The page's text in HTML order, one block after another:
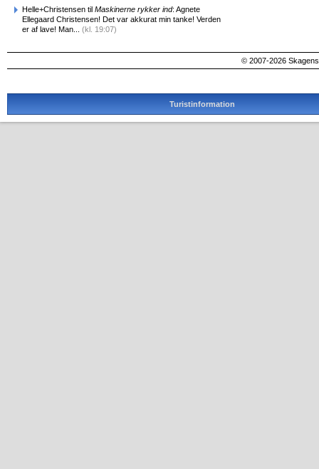
Helle+Christensen til Maskinerne rykker ind: Agnete
Ellegaard Christensen! Det var akkurat min tanke! Verden
er af lave! Man... (kl. 19:07)
© 2007-2026
Turistinformation